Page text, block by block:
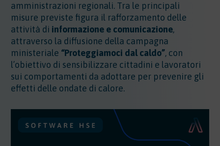
amministrazioni regionali. Tra le principali
misure previste figura il rafforzamento delle
attività di informazione e comunicazione,
attraverso la diffusione della campagna
ministeriale “Proteggiamoci dal caldo”, con
l’obiettivo di sensibilizzare cittadini e lavoratori
sui comportamenti da adottare per prevenire gli
effetti delle ondate di calore.